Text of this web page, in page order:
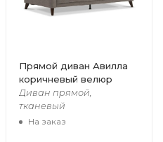
Прямой диван Авилла
коричневый велюр
Диван прямой,
тканевый
На заказ